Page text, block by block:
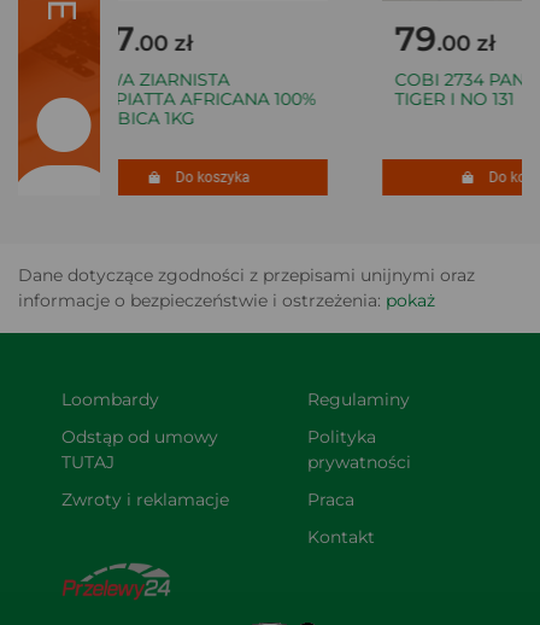
127.00 zł
KAWA ZIARNISTA
VASPIATTA AFRICANA 100%
ARABICA 1KG
Do koszyka
79.00 zł
COBI 2734
TIGER I NO 131
Do
Dane dotyczące zgodności z przepisami unijnymi oraz
informacje o bezpieczeństwie i ostrzeżenia: pokaż
Loombardy
Odstąp od umowy
TUTAJ
Zwroty i reklamacje
Regulaminy
Polityka
prywatności
Praca
Kontakt